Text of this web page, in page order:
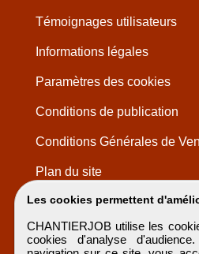
Les cookies permettent
CHANTIERJOB utilise les
cookies d'analyse
Témoignages utilisateurs
Informations légales
Paramètres des cookies
Conditions de publication
Conditions Générales de
Plan du site